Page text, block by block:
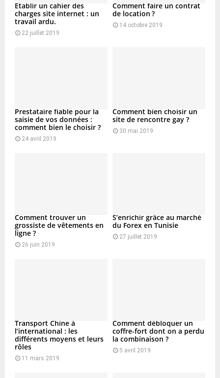
Etablir un cahier des
charges site internet : un
travail ardu.
22 juillet 2019
Comment faire un contrat
de location ?
14 octobre 2019
Prestataire fiable pour la
saisie de vos données :
comment bien le choisir ?
24 avril 2019
Comment bien choisir un
site de rencontre gay ?
30 mai 2019
Comment trouver un
grossiste de vêtements en
ligne ?
26 juin 2019
S’enrichir grâce au marché
du Forex en Tunisie
27 juillet 2019
Transport Chine à
l’international : les
différents moyens et leurs
rôles
11 mars 2019
Comment débloquer un
coffre-fort dont on a perdu
la combinaison ?
5 avril 2019